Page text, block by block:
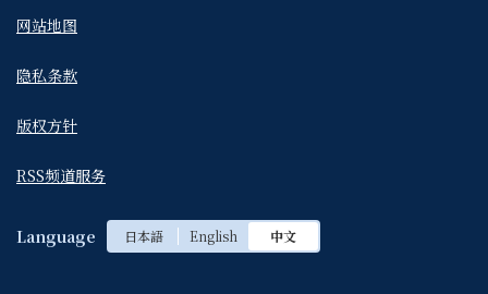
白俄羅斯
、白俄羅斯共和國開發銀行、Belinvestbank）及其子公
- 停止向白俄羅斯相關人員發放日本入境簽證
凍結等制裁
- 禁止向白俄羅斯軍事相關團體出口，禁止向白俄羅斯出
口基於國際協議的管製清單品種、半導體等通用產品以
實施制裁
网站地图
隐私条款
版权方针
RSS频道服务
Language 日本語 English 中文